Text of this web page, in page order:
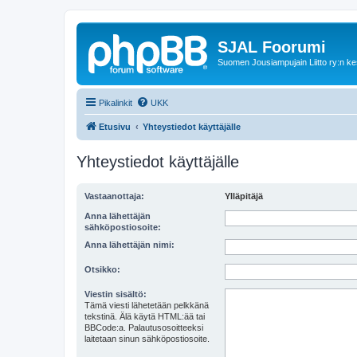
SJAL Foorumi
Suomen Jousiampujain Liitto ry:n
Pikalinkit UKK
Etusivu Yhteystiedot käyttäjälle
Yhteystiedot käyttäjälle
Vastaanottaja: Ylläpitäjä
Anna lähettäjän
sähköpostiosoite:
Anna lähettäjän nimi:
Otsikko:
Viestin sisältö:
Tämä viesti lähetetään pelkkänä
tekstinä. Älä käytä HTML:ää tai
BBCode:a. Palautusosoitteeksi
laitetaan sinun sähköpostiosoite.